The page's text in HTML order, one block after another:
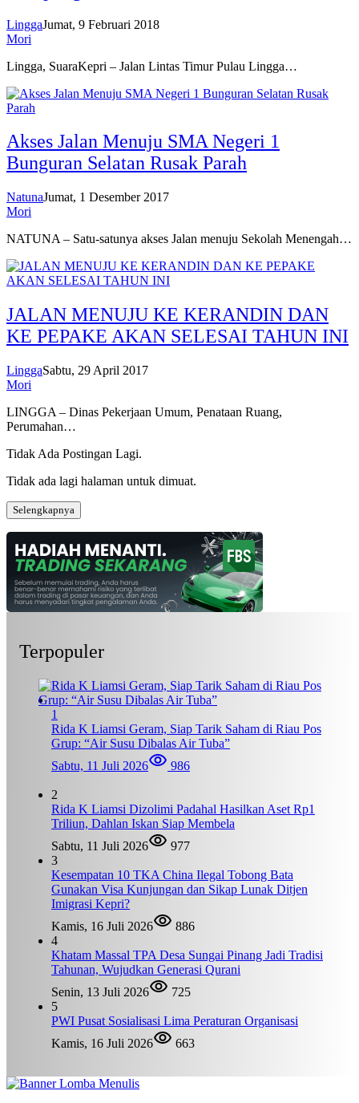
LinggaJumat, 9 Februari 2018
Mori
Lingga, SuaraKepri – Jalan Lintas Timur Pulau Lingga…
Akses Jalan Menuju SMA Negeri 1
Bunguran Selatan Rusak Parah
NatunaJumat, 1 Desember 2017
Mori
NATUNA – Satu-satunya akses Jalan menuju Sekolah Menengah…
JALAN MENUJU KE KERANDIN DAN
KE PEPAKE AKAN SELESAI TAHUN INI
LinggaSabtu, 29 April 2017
Mori
LINGGA – Dinas Pekerjaan Umum, Penataan Ruang,
Perumahan…
Tidak Ada Postingan Lagi.
Tidak ada lagi halaman untuk dimuat.
Selengkapnya
Terpopuler
1
Rida K Liamsi Geram, Siap Tarik Saham di Riau Pos
Grup: “Air Susu Dibalas Air Tuba”
Sabtu, 11 Juli 2026
986
2
Rida K Liamsi Dizolimi Padahal Hasilkan Aset Rp1
Triliun, Dahlan Iskan Siap Membela
Sabtu, 11 Juli 2026
977
3
Kesempatan 10 TKA China Ilegal Tobong Bata
Gunakan Visa Kunjungan dan Sikap Lunak Ditjen
Imigrasi Kepri?
Kamis, 16 Juli 2026
886
4
Khatam Massal TPA Desa Sungai Pinang Jadi Tradisi
Tahunan, Wujudkan Generasi Qurani
Senin, 13 Juli 2026
725
5
PWI Pusat Sosialisasi Lima Peraturan Organisasi
Kamis, 16 Juli 2026
663